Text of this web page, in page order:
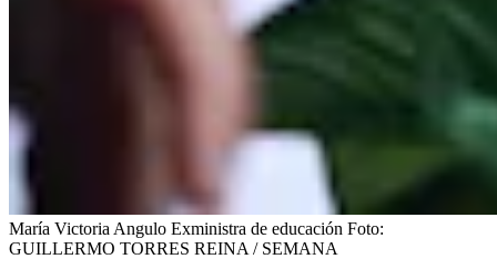
María Victoria Angulo Exministra de educación Foto:
GUILLERMO TORRES REINA / SEMANA